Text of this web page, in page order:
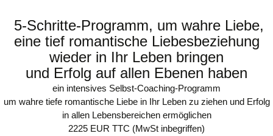
5-Schritte-Programm, um wahre Liebe,
eine tief romantische Liebesbeziehung
wieder in Ihr Leben bringen
und Erfolg auf allen Ebenen haben
ein intensives Selbst-Coaching-Programm
um wahre tiefe romantische Liebe in Ihr Leben zu ziehen und Erfolg
in allen Lebensbereichen ermöglichen
2225 EUR TTC (MwSt inbegriffen)